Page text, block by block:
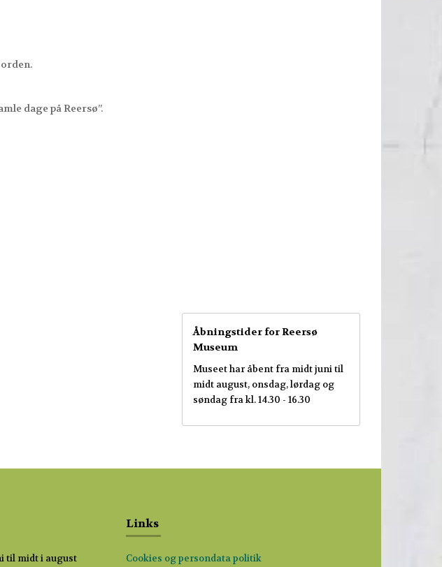
dage på Reersø”.
Åbningstider for Reersø
Museum
Museet har åbent fra midt juni til
midt august, onsdag, lørdag og
søndag fra kl. 14.30 - 16.30
til midt i august
Links
Cookies og persondata politik